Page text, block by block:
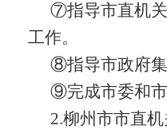
⑦指导市直机
工作。
⑧指导市政府
⑨完成市委和
2.柳州市市直